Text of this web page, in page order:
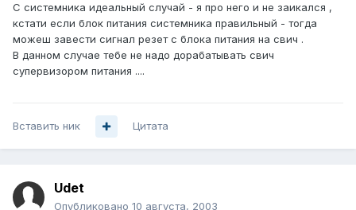
С системника идеальный случай - я про него и не заикался ,
кстати если блок питания системника правильный - тогда
можеш завести сигнал резет с блока питания на свич .
В данном случае тебе не надо дорабатывать свич
супервизором питания ....
Вставить ник Цитата
Udet
Опубликовано 10 августа, 2003